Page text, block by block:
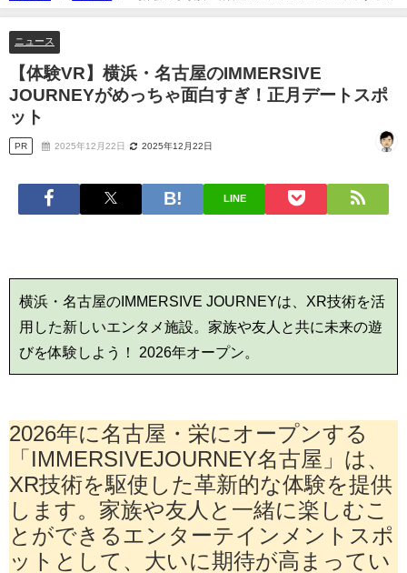
ちゃ面白すぎ！正月デートスポット
ニュース
【体験VR】横浜・名古屋のIMMERSIVE
JOURNEYがめっちゃ面白すぎ！正月デートスポ
ット
PR 2025年12月22日 2025年12月22日
LINE
横浜・名古屋のIMMERSIVE JOURNEYは、XR技術を活
用した新しいエンタメ施設。家族や友人と共に未来の遊
びを体験しよう！ 2026年オープン。
2026年に名古屋・栄にオープンする
「IMMERSIVEJOURNEY名古屋」は、
XR技術を駆使した革新的な体験を提供
します。家族や友人と一緒に楽しむこ
とができるエンターテインメントスポ
ットとして、大いに期待が高まってい